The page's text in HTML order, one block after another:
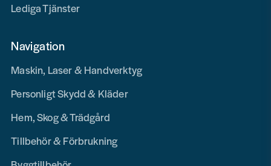
Lediga Tjänster
Navigation
Maskin, Laser & Handverktyg
Personligt Skydd & Kläder
Hem, Skog & Trädgård
Tillbehör & Förbrukning